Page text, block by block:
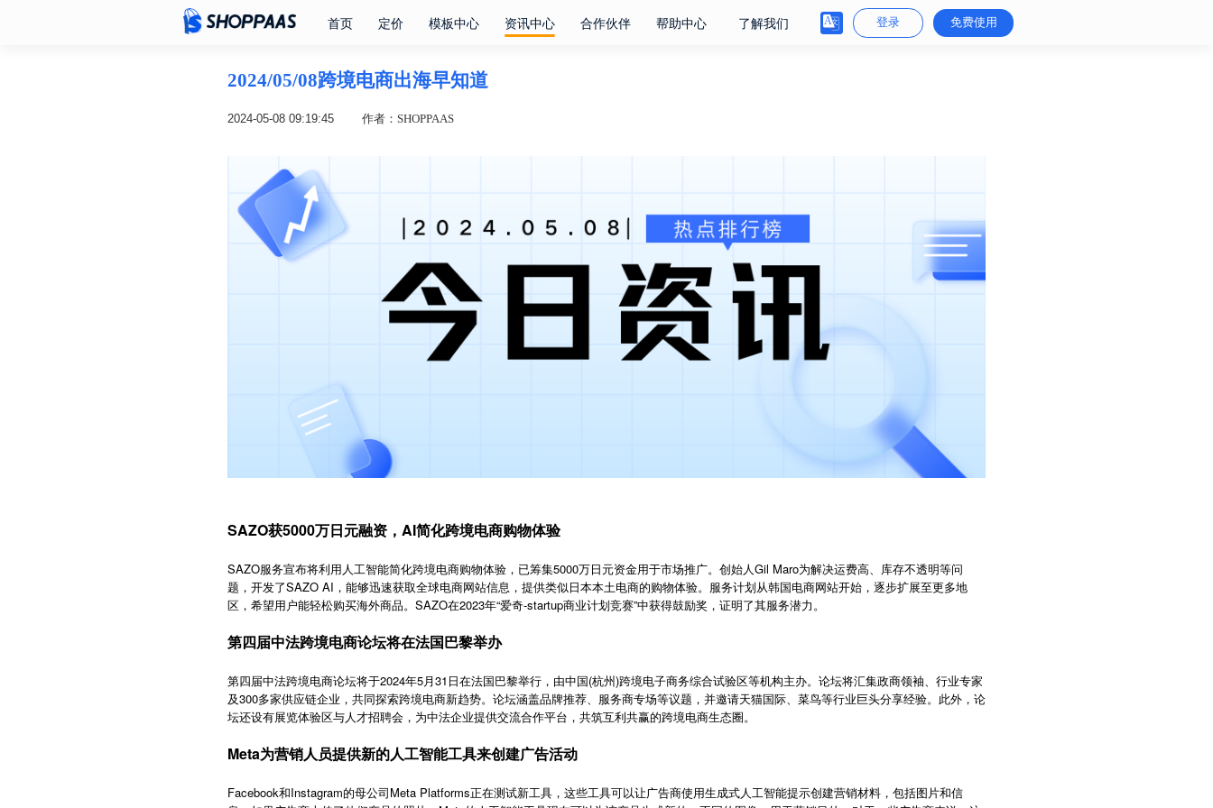
首页 定价 模板中心 资讯中心 合作伙伴 帮助中心 了解我们 登录 免费使用
2024/05/08跨境电商出海早知道
2024-05-08 09:19:45 作者：SHOPPAAS
SAZO获5000万日元融资，AI简化跨境电商购物体验
SAZO服务宣布将利用人工智能简化跨境电商购物体验，已筹集5000万日元资金用于市场推广。创始人Gil Maro为解决运费高、库存不透明等问
题，开发了SAZO AI，能够迅速获取全球电商网站信息，提供类似日本本土电商的购物体验。服务计划从韩国电商网站开始，逐步扩展至更多地
区，希望用户能轻松购买海外商品。SAZO在2023年“爱奇-startup商业计划竞赛”中获得鼓励奖，证明了其服务潜力。
第四届中法跨境电商论坛将在法国巴黎举办
第四届中法跨境电商论坛将于2024年5月31日在法国巴黎举行，由中国(杭州)跨境电子商务综合试验区等机构主办。论坛将汇集政商领袖、行业专家
及300多家供应链企业，共同探索跨境电商新趋势。论坛涵盖品牌推荐、服务商专场等议题，并邀请天猫国际、菜鸟等行业巨头分享经验。此外，论
坛还设有展览体验区与人才招聘会，为中法企业提供交流合作平台，共筑互利共赢的跨境电商生态圈。
Meta为营销人员提供新的人工智能工具来创建广告活动
Facebook和Instagram的母公司 Meta Platforms正在测试新工具，这些工具可以让广告商使用生成式人工智能提示创建营销材料，包括图片和信